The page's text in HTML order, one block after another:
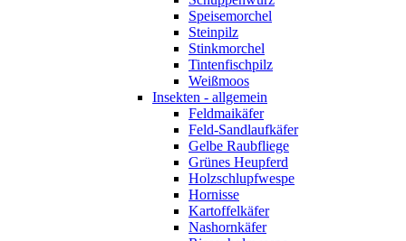
Speisemorchel
Steinpilz
Stinkmorchel
Tintenfischpilz
Weißmoos
Insekten - allgemein
Feldmaikäfer
Feld-Sandlaufkäfer
Gelbe Raubfliege
Grünes Heupferd
Holzschlupfwespe
Hornisse
Kartoffelkäfer
Nashornkäfer